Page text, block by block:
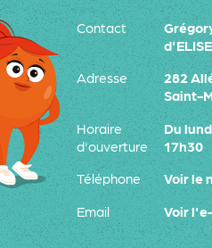
Contact
Adresse
282
Saint-
Horaire
d'ouverture
Du
17h30
Téléphone
Voir le
Email
Voir